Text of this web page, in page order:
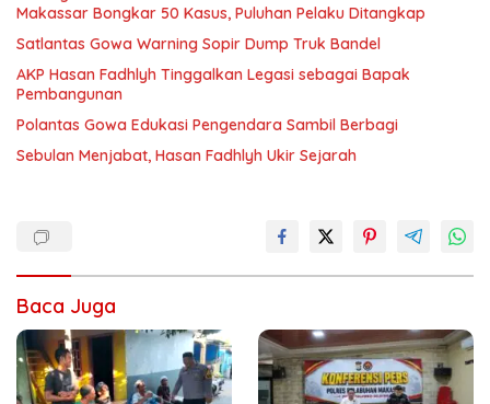
Makassar Bongkar 50 Kasus, Puluhan Pelaku Ditangkap
Satlantas Gowa Warning Sopir Dump Truk Bandel
AKP Hasan Fadhlyh Tinggalkan Legasi sebagai Bapak
Pembangunan
Polantas Gowa Edukasi Pengendara Sambil Berbagi
Sebulan Menjabat, Hasan Fadhlyh Ukir Sejarah
Baca Juga